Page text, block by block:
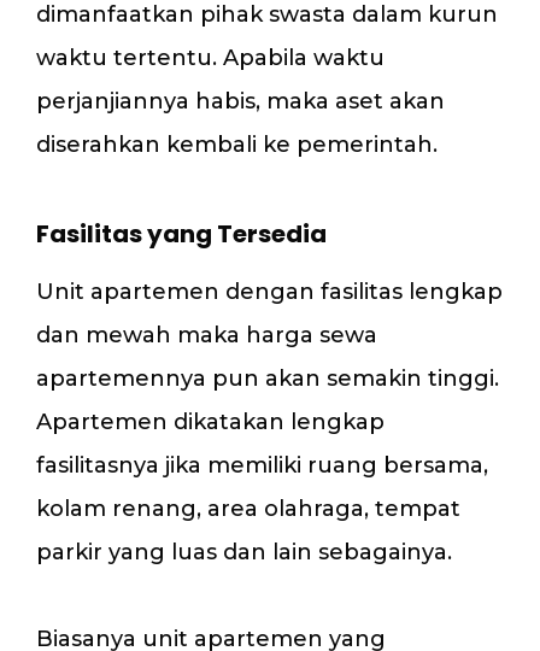
dimanfaatkan pihak swasta dalam kurun
waktu tertentu. Apabila waktu
perjanjiannya habis, maka aset akan
diserahkan kembali ke pemerintah.
Fasilitas yang Tersedia
Unit apartemen dengan fasilitas lengkap
dan mewah maka harga sewa
apartemennya pun akan semakin tinggi.
Apartemen dikatakan lengkap
fasilitasnya jika memiliki ruang bersama,
kolam renang, area olahraga, tempat
parkir yang luas dan lain sebagainya.
Biasanya unit apartemen yang